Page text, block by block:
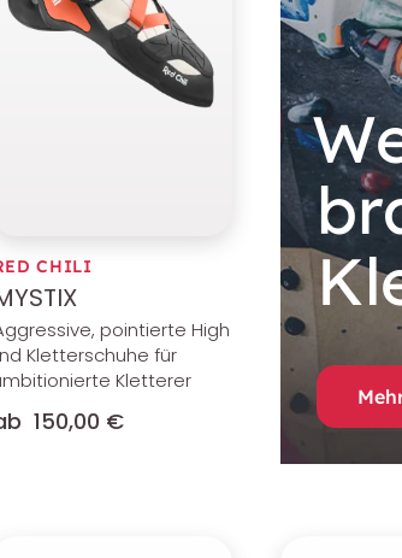
CHILI
pointierte High
Kletterschuhe für
Kletterer
150,00 €